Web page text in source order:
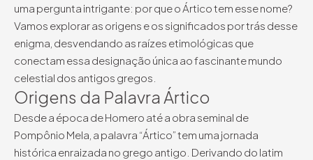
uma pergunta intrigante: por que o Ártico tem esse nome?
Vamos explorar as origens e os significados por trás desse
enigma, desvendando as raízes etimológicas que
conectam essa designação única ao fascinante mundo
celestial dos antigos gregos.
Origens da Palavra Ártico
Desde a época de Homero até a obra seminal de
Pompônio Mela, a palavra “Ártico” tem uma jornada
histórica enraizada no grego antigo. Derivando do latim